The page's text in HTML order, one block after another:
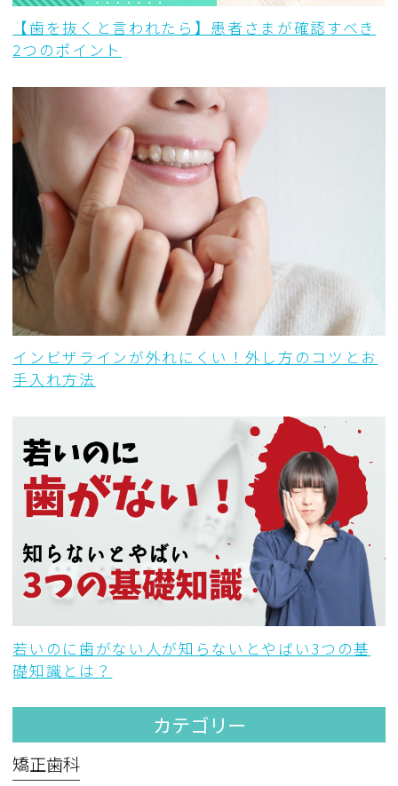
【歯を抜くと言われたら】患者さまが確認すべき
2つのポイント
インビザラインが外れにくい！外し方のコツとお
手入れ方法
若いのに歯がない人が知らないとやばい3つの基
礎知識とは？
カテゴリー
矯正歯科